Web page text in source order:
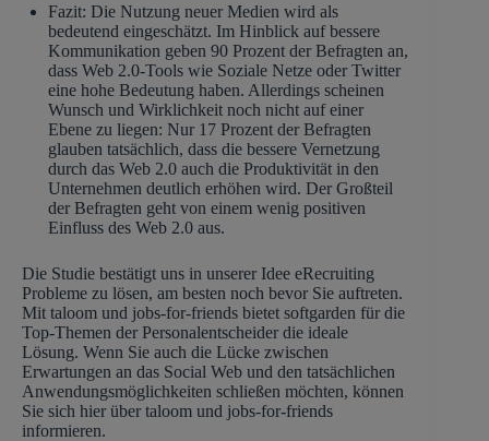
Fazit: Die Nutzung neuer Medien wird als
bedeutend eingeschätzt. Im Hinblick auf bessere
Kommunikation geben 90 Prozent der Befragten an,
dass Web 2.0-Tools wie Soziale Netze oder Twitter
eine hohe Bedeutung haben. Allerdings scheinen
Wunsch und Wirklichkeit noch nicht auf einer
Ebene zu liegen: Nur 17 Prozent der Befragten
glauben tatsächlich, dass die bessere Vernetzung
durch das Web 2.0 auch die Produktivität in den
Unternehmen deutlich erhöhen wird. Der Großteil
der Befragten geht von einem wenig positiven
Einfluss des Web 2.0 aus.
Die Studie bestätigt uns in unserer Idee eRecruiting
Probleme zu lösen, am besten noch bevor Sie auftreten.
Mit taloom und jobs-for-friends bietet softgarden für die
Top-Themen der Personalentscheider die ideale
Lösung. Wenn Sie auch die Lücke zwischen
Erwartungen an das Social Web und den tatsächlichen
Anwendungsmöglichkeiten schließen möchten, können
Sie sich hier über taloom und jobs-for-friends
informieren.